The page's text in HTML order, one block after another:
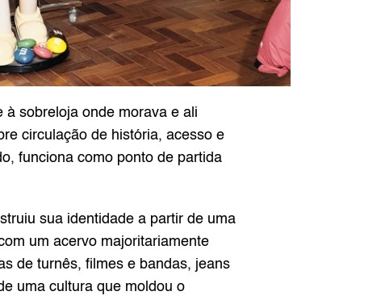
à sobreloja onde morava e ali
circulação de história, acesso e
funciona como ponto de partida
sua identidade a partir de uma
um acervo majoritariamente
de turnês, filmes e bandas, jeans
uma cultura que moldou o